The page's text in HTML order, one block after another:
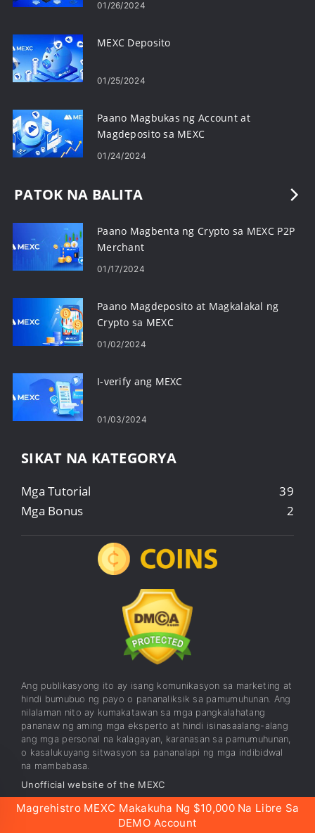
01/26/2024
MEXC Deposito
01/25/2024
Paano Magbukas ng Account at
Magdeposito sa MEXC
01/24/2024
PATOK NA BALITA
Paano Magbenta ng Crypto sa MEXC P2P
Merchant
01/17/2024
Paano Magdeposito at Magkalakal ng
Crypto sa MEXC
01/02/2024
I-verify ang MEXC
01/03/2024
SIKAT NA KATEGORYA
Mga Tutorial
39
Mga Bonus
2
Ang publikasyong ito ay isang komunikasyon sa marketing at
hindi bumubuo ng payo o pananaliksik sa pamumuhunan. Ang
nilalaman nito ay kumakatawan sa mga pangkalahatang
pananaw ng aming mga eksperto at hindi isinasaalang-alang
ang mga personal na kalagayan, karanasan sa pamumuhunan,
o kasalukuyang sitwasyon sa pananalapi ng mga indibidwal
na mambabasa.
Unofficial website of the MEXC
MEXC Mga MEXC
Affiliate Program
Magrehistro MEXC Makakuha Ng $10,000 Na Libre Sa
DEMO Account